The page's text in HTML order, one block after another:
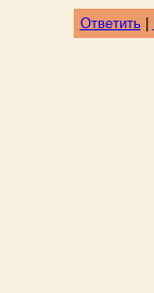
Ответить|